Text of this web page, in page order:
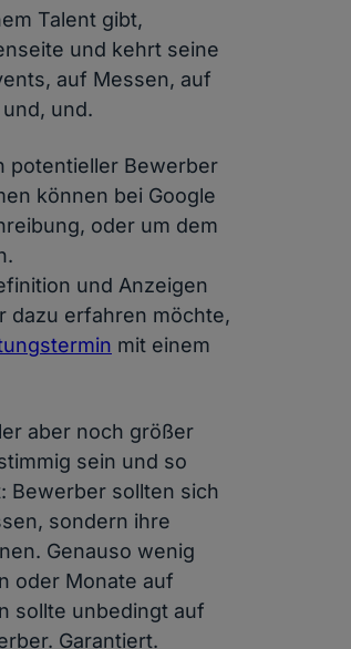
Talent gibt,
und kehrt seine
auf Messen, auf
und.
potentieller Bewerber
können bei Google
oder um dem
und Anzeigen
dazu erfahren möchte,
mit einem
aber noch größer
sein und so
Bewerber sollten sich
sondern ihre
Genauso wenig
oder Monate auf
sollte unbedingt auf
Garantiert.